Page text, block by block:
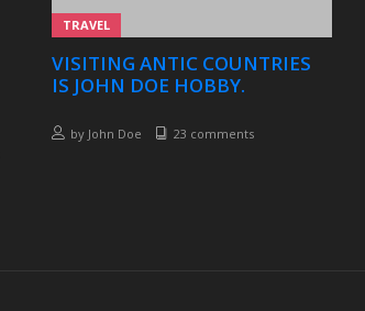
TRAVEL
VISITING ANTIC COUNTRIES
IS JOHN DOE HOBBY.
by John Doe 23 comments